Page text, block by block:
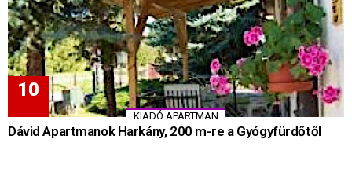
KIADÓ APARTMAN
Dávid Apartmanok Harkány, 200 m-re a Gyógyfürdőtől